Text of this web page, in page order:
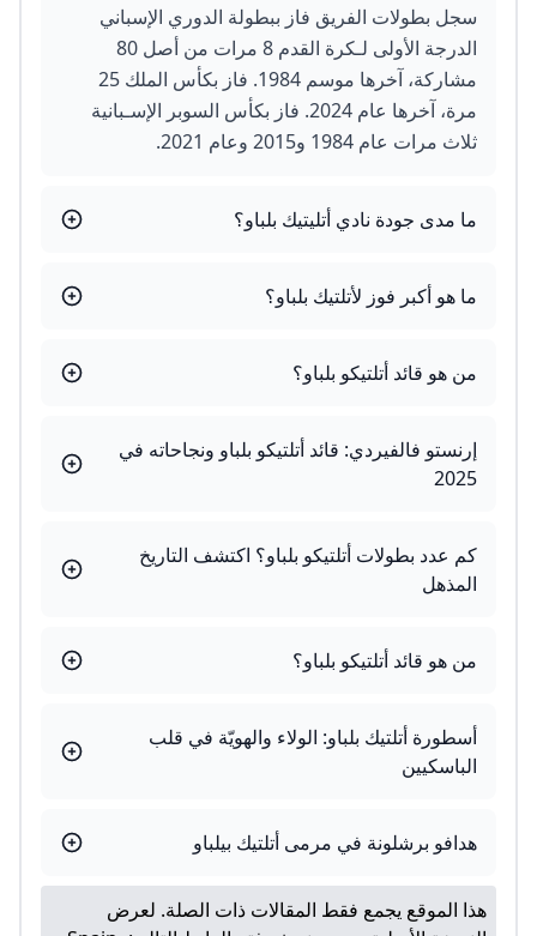
سجل بطولات الفريق فاز ببطولة الدوري الإسباني
الدرجة الأولى لـكرة القدم 8 مرات من أصل 80
مشاركة، آخرها موسم 1984. فاز بكأس الملك 25
مرة، آخرها عام 2024. فاز بكأس السوبر الإسـبانية
ثلاث مرات عام 1984 و2015 وعام 2021.
ما مدى جودة نادي أتليتيك بلباو؟
ما هو أكبر فوز لأتلتيك بلباو؟
من هو قائد أتلتيكو بلباو؟
إرنستو فالفيردي: قائد أتلتيكو بلباو ونجاحاته في
2025
كم عدد بطولات أتلتيكو بلباو؟ اكتشف التاريخ
المذهل
من هو قائد أتلتيكو بلباو؟
أسطورة أتلتيك بلباو: الولاء والهويّة في قلب
الباسكيين
هدافو برشلونة في مرمى أتلتيك بيلباو
هذا الموقع يجمع فقط المقالات ذات الصلة. لعرض